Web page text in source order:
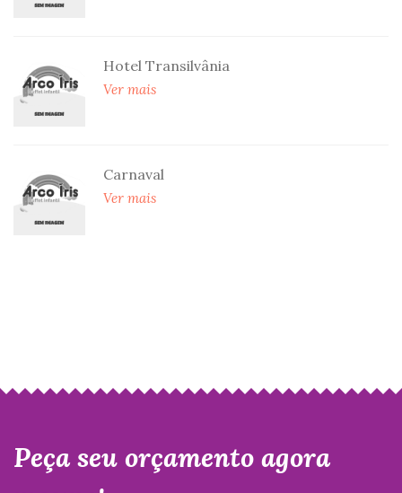
Hotel Transilvânia
Ver mais
Carnaval
Ver mais
Peça seu orçamento agora